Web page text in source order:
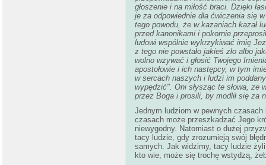
głoszenie i na miłość braci. Dzięki
je za odpowiednie dla ćwiczenia się
tego powodu, że w kazaniach kazał
przed kanonikami i pokornie
ludowi wspólnie wykrzykiwać imię
z tego nie powstało jakieś zło albo
wolno wzywać i głosić Twojego
apostołowie i ich następcy, w tym
w sercach naszych i ludzi im
wypędzić". Oni słysząc te słowa, ze
przez Boga i prosili, by modlił się za
Jednym ludziom w pewnych
czasach może przeszkadzać Jego
niewygodny. Natomiast o dużej
tacy ludzie, gdy zrozumieją swój
samych. Jak widzimy, tacy ludzie
kto wie, może się trochę wstydzą,